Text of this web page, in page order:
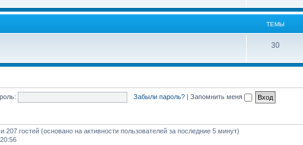
ТЕМЫ
30
Забыли пароль? | Запомнить меня
гостей (основано на активности пользователей за последние 5 минут)